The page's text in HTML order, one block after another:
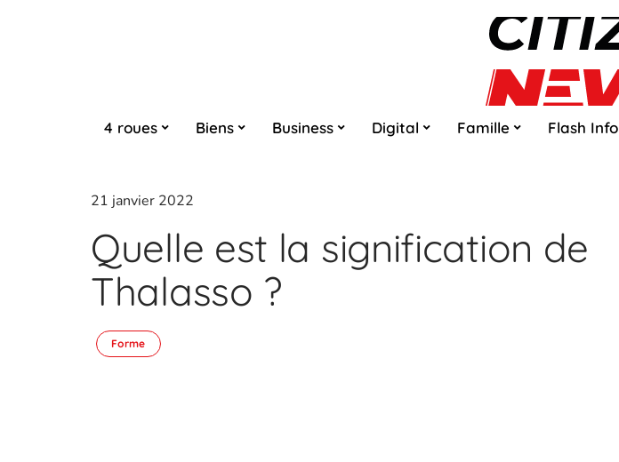
4 roues Biens Business Digital Famille Flash Info
21 janvier 2022
Quelle est la signification de
Thalasso ?
Forme